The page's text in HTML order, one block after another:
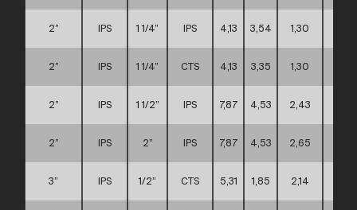
2” IPS 1 1/4” IPS 4,13 3,54 1,30
2” IPS 1 1/4” CTS 4,13 3,35 1,30
2” IPS 1 1/2” IPS 7,87 4,53 2,43
2” IPS 2” IPS 7,87 4,53 2,65
3” IPS 1/2” CTS 5,31 1,85 2,14